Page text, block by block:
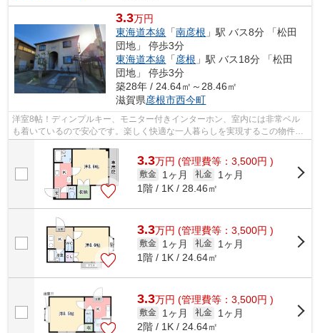
3.3万円
東海道本線 「南彦根 」駅 バス8分 「松田
団地」 停歩3分
東海道本線 「彦根 」駅 バス18分 「松田
団地」 停歩3分
築28年 / 24.64㎡～28.46㎡
滋賀県彦根市西今町
洋室8帖！ディンプルキー、モニター付きインターホン、室内には非常ベル
も着いているので安心です。楽しく快適な一人暮らしを実現するこの物件。
3.3万円 (管理費等：3,500円 )
敷金 1ヶ月 礼金
1ヶ月
1階 / 1K / 28.46㎡
3.3万円 (管理費等：3,500円 )
敷金 1ヶ月 礼金
1ヶ月
1階 / 1K / 24.64㎡
3.3万円 (管理費等：3,500円 )
敷金 1ヶ月 礼金
1ヶ月
2階 / 1K / 24.64㎡